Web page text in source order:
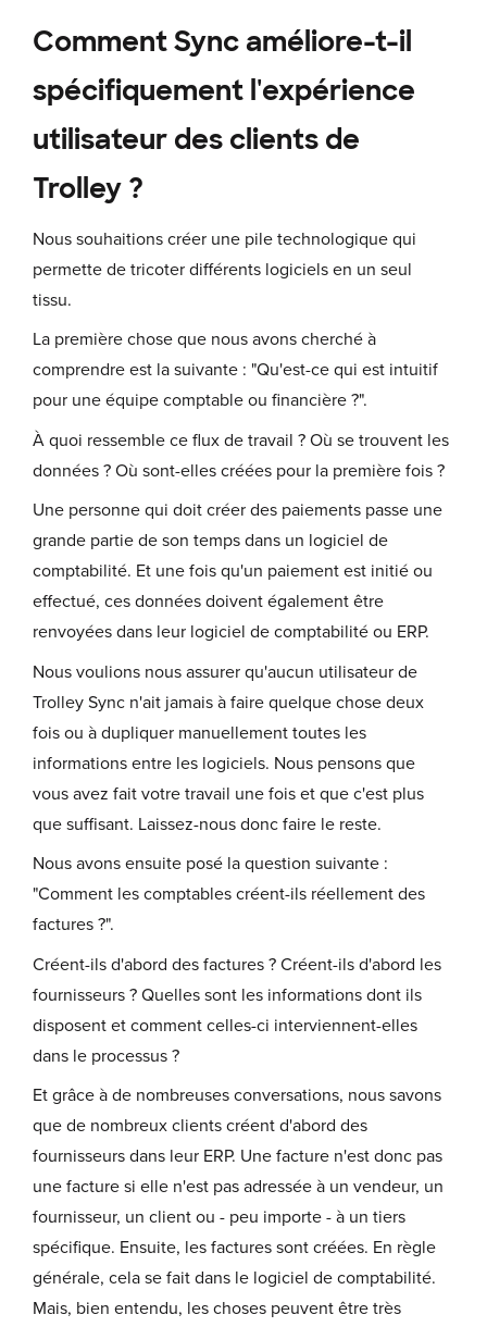
Comment Sync améliore-t-il
spécifiquement l'expérience
utilisateur des clients de
Trolley ?
Nous souhaitions créer une pile technologique qui
permette de tricoter différents logiciels en un seul
tissu.
La première chose que nous avons cherché à
comprendre est la suivante : "Qu'est-ce qui est intuitif
pour une équipe comptable ou financière ?".
À quoi ressemble ce flux de travail ? Où se trouvent les
données ? Où sont-elles créées pour la première fois ?
Une personne qui doit créer des paiements passe une
grande partie de son temps dans un logiciel de
comptabilité. Et une fois qu'un paiement est initié ou
effectué, ces données doivent également être
renvoyées dans leur logiciel de comptabilité ou ERP.
Nous voulions nous assurer qu'aucun utilisateur de
Trolley Sync n'ait jamais à faire quelque chose deux
fois ou à dupliquer manuellement toutes les
informations entre les logiciels. Nous pensons que
vous avez fait votre travail une fois et que c'est plus
que suffisant. Laissez-nous donc faire le reste.
Nous avons ensuite posé la question suivante :
"Comment les comptables créent-ils réellement des
factures ?".
Créent-ils d'abord des factures ? Créent-ils d'abord les
fournisseurs ? Quelles sont les informations dont ils
disposent et comment celles-ci interviennent-elles
dans le processus ?
Et grâce à de nombreuses conversations, nous savons
que de nombreux clients créent d'abord des
fournisseurs dans leur ERP. Une facture n'est donc pas
une facture si elle n'est pas adressée à un vendeur, un
fournisseur, un client ou - peu importe - à un tiers
spécifique. Ensuite, les factures sont créées. En règle
générale, cela se fait dans le logiciel de comptabilité.
Mais, bien entendu, les choses peuvent être très